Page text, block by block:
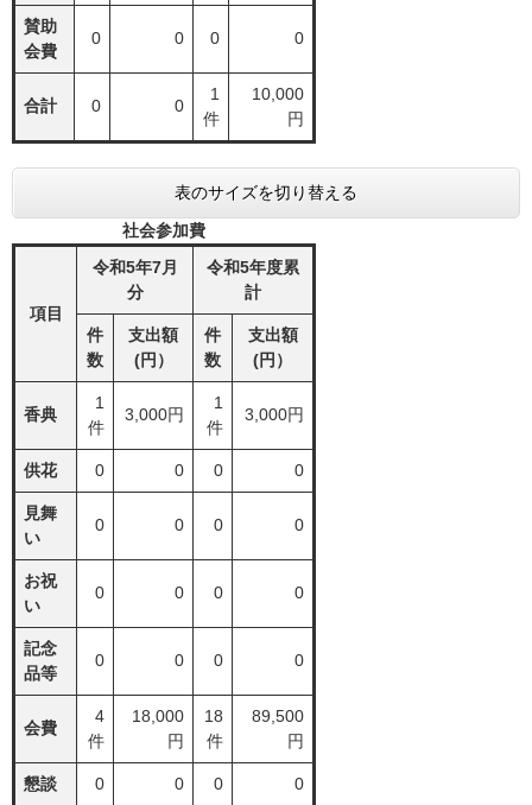
賛助
会費
0 0 0 0
合計 0 0
1
件
10,000
円
表のサイズを切り替える
社会参加費
項目
令和5年7月
分
令和5年度累
計
件
数
支出額
(円）
件
数
支出額
(円）
香典
1
件
3,000円
1
件
3,000円
供花 0 0 0 0
見舞
い
0 0 0 0
お祝
い
0 0 0 0
記念
品等
0 0 0 0
会費
4
件
18,000
円
18
件
89,500
円
懇談 0 0 0 0